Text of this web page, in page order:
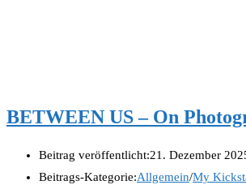
BETWEEN US – On
Beitrag veröffentlicht:21. Dezember
Beitrags-Kategorie:Allgemein/My